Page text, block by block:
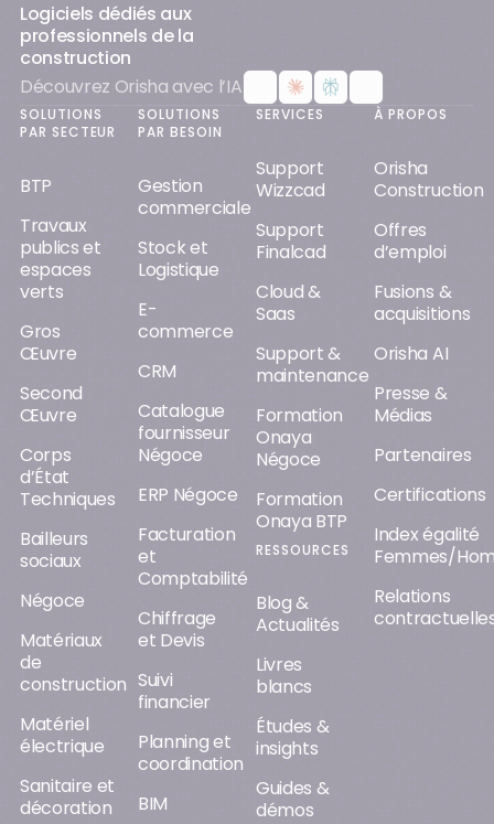
Logiciels dédiés aux
professionnels de la
construction
Découvrez Orisha avec l’IA
SOLUTIONS
PAR SECTEUR
BTP
Travaux
publics et
espaces
verts
Gros
Œuvre
Second
Œuvre
Corps
d’État
Techniques
Bailleurs
sociaux
Négoce
Matériaux
de
construction
Matériel
électrique
Sanitaire et
décoration
SOLUTIONS
PAR BESOIN
Gestion
commerciale
Stock et
Logistique
E-
commerce
CRM
Catalogue
fournisseur
Négoce
ERP Négoce
Facturation
et
Comptabilité
Chiffrage
et Devis
Suivi
financier
Planning et
coordination
BIM
SERVICES
Support
Wizzcad
Support
Finalcad
Cloud &
Saas
Support &
maintenance
Formation
Onaya
Négoce
Formation
Onaya BTP
RESSOURCES
Blog &
Actualités
Livres
blancs
Études &
insights
Guides &
démos
À PROPOS
Orisha
Construction
Offres
d’emploi
Fusions &
acquisitions
Orisha AI
Presse &
Médias
Partenaires
Certifications
Index égalité
Femmes/
Relations